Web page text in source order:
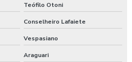
Teófilo Otoni
Conselheiro Lafaiete
Vespasiano
Araguari